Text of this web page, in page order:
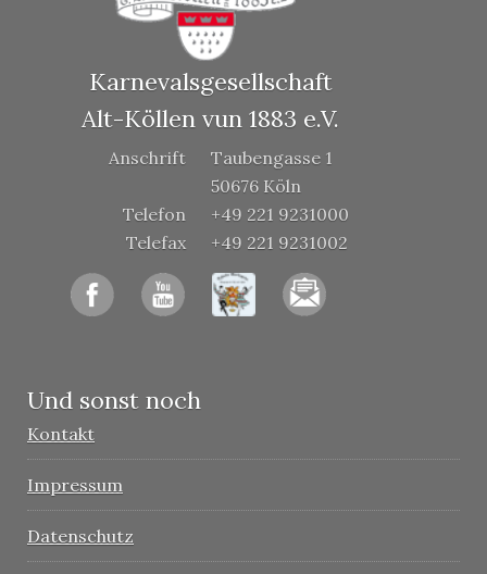
Karnevalsgesellschaft
Alt-Köllen vun 1883 e.V.
Anschrift
Taubengasse 1
50676 Köln
Telefon
+49 221 9231000
Telefax
+49 221 9231002
Und sonst noch
Kontakt
Impressum
Datenschutz